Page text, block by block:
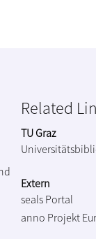
Related
TU Graz
Extern
seals Portal
anno Projekt